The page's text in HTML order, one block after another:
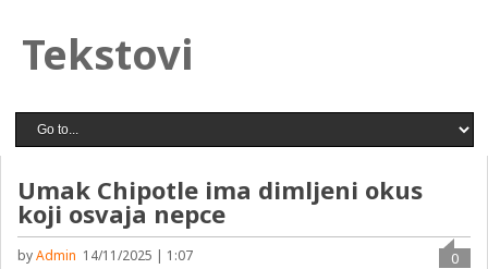
Tekstovi
Umak Chipotle ima dimljeni okus
koji osvaja nepce
byAdmin 14/11/2025 | 1:07
0